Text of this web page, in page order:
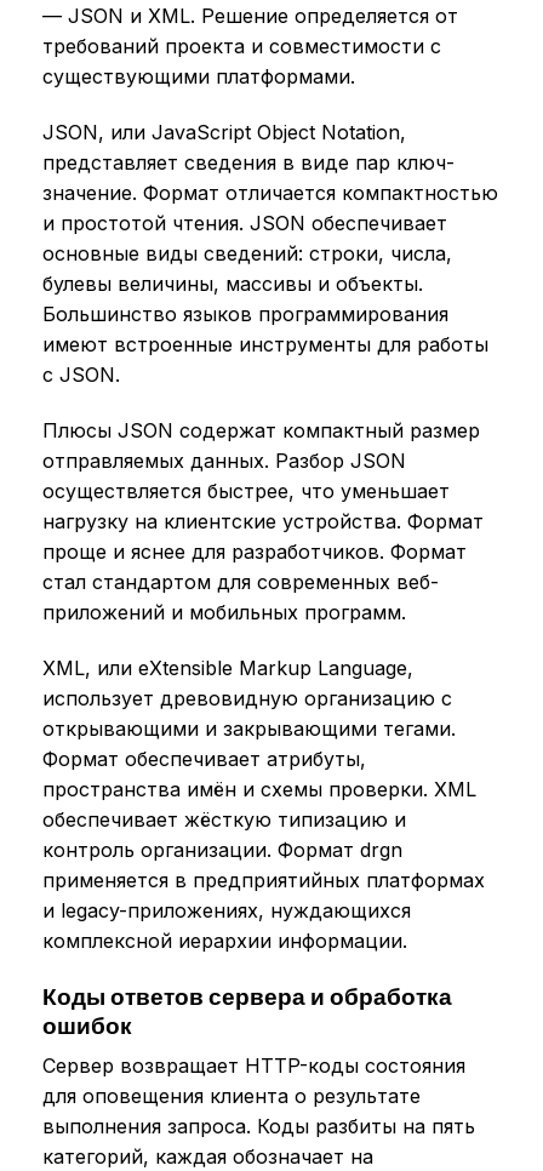
— JSON и XML. Решение определяется от
требований проекта и совместимости с
существующими платформами.
JSON, или JavaScript Object Notation,
представляет сведения в виде пар ключ-
значение. Формат отличается компактностью
и простотой чтения. JSON обеспечивает
основные виды сведений: строки, числа,
булевы величины, массивы и объекты.
Большинство языков программирования
имеют встроенные инструменты для работы
с JSON.
Плюсы JSON содержат компактный размер
отправляемых данных. Разбор JSON
осуществляется быстрее, что уменьшает
нагрузку на клиентские устройства. Формат
проще и яснее для разработчиков. Формат
стал стандартом для современных веб-
приложений и мобильных программ.
XML, или eXtensible Markup Language,
использует древовидную организацию с
открывающими и закрывающими тегами.
Формат обеспечивает атрибуты,
пространства имён и схемы проверки. XML
обеспечивает жёсткую типизацию и
контроль организации. Формат drgn
применяется в предприятийных платформах
и legacy-приложениях, нуждающихся
комплексной иерархии информации.
Коды ответов сервера и обработка
ошибок
Сервер возвращает HTTP-коды состояния
для оповещения клиента о результате
выполнения запроса. Коды разбиты на пять
категорий, каждая обозначает на